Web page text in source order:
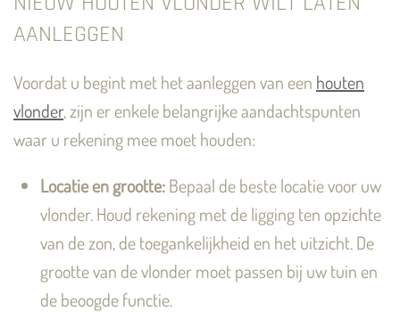
AANLEGGEN
Voordat u begint met het aanleggen van een houten
vlonder, zijn er enkele belangrijke aandachtspunten
waar u rekening mee moet houden:
Locatie en grootte:Bepaal de beste locatie voor uw
vlonder. Houd rekening met de ligging ten opzichte
van de zon, de toegankelijkheid en het uitzicht. De
grootte van de vlonder moet passen bij uw tuin en
de beoogde functie.